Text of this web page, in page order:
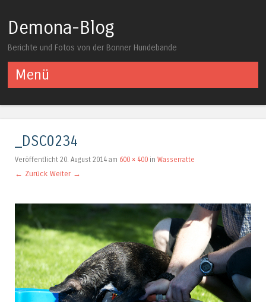
Demona-Blog
Berichte und Fotos von der Bonner Hundebande
Menü
_DSC0234
Veröffentlicht 20. August 2014 am 600 × 400 in Wasserratte
← Zurück Weiter →